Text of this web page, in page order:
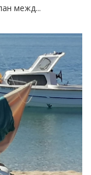
межд...